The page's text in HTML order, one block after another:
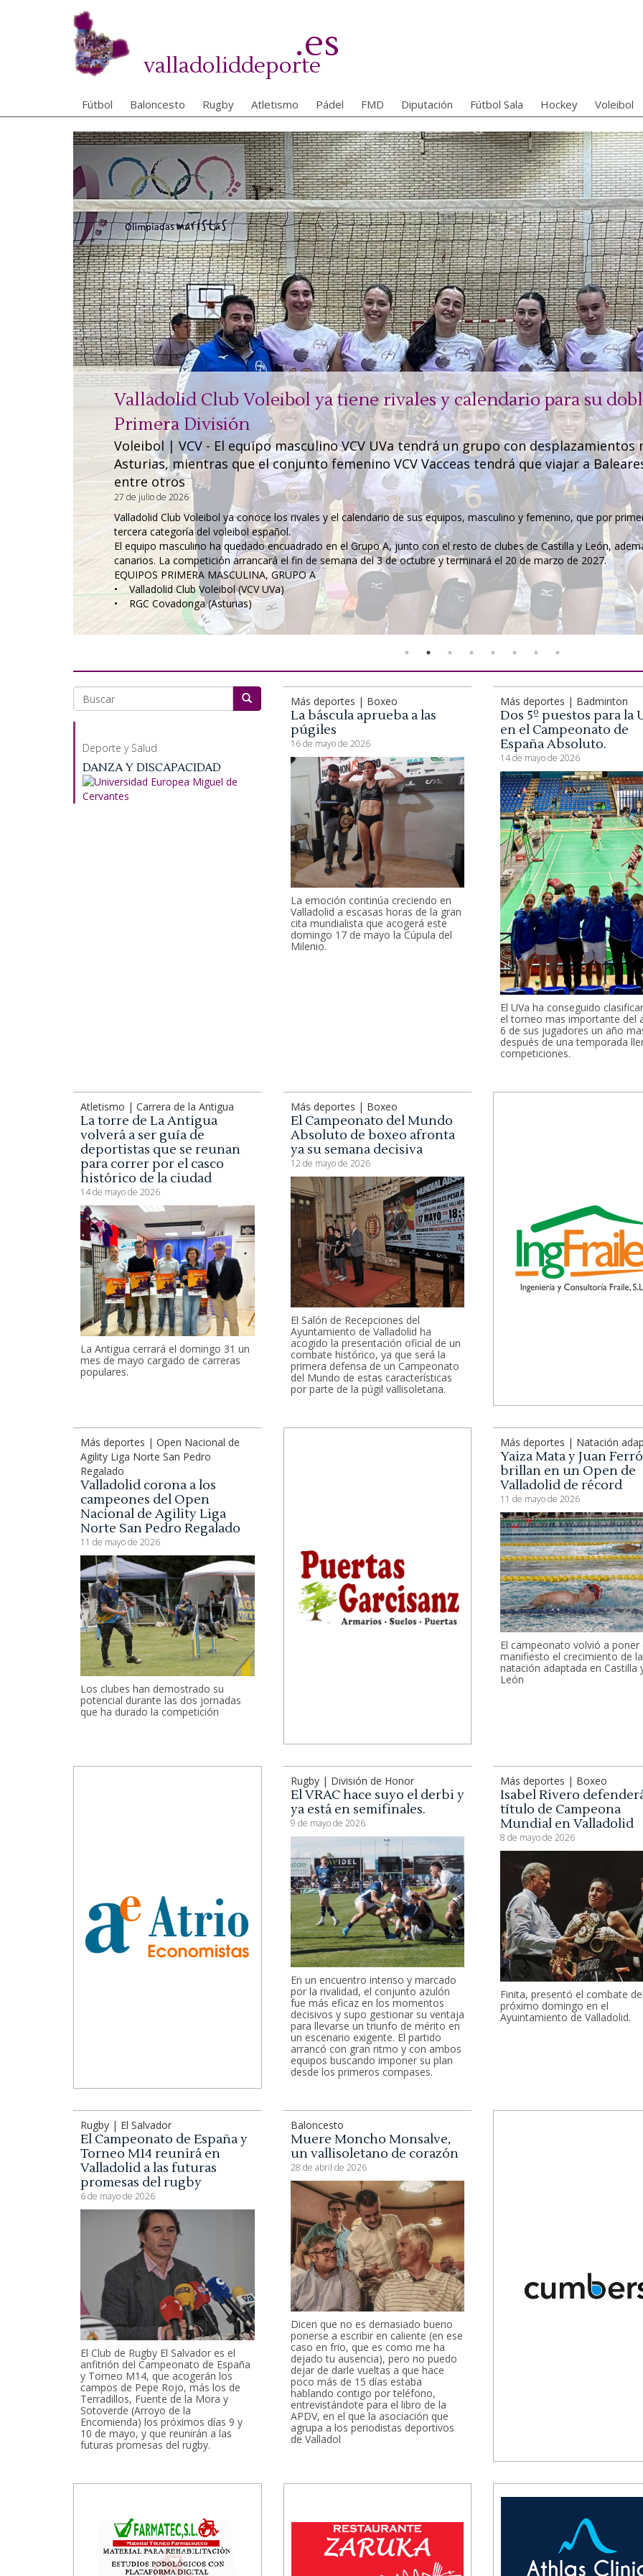
valladoliddeporte
.es
Fútbol Baloncesto Rugby Atletismo Pádel FMD Diputación Fútbol Sala Hockey Voleibol
Valladolid Club Voleibol ya tiene rivales y calendario para su
Primera División
Voleibol | VCV - El equipo masculino VCV UVa tendrá un grupo con desplazamientos
Asturias, mientras que el conjunto femenino VCV Vacceas tendrá que viajar a
entre otros
27 de julio de 2026
Valladolid Club Voleibol ya conoce los rivales y el calendario de sus equipos, masculino y femenino, que por
tercera categoría del voleibol español.
El equipo masculino ha quedado encuadrado en el Grupo A, junto con el resto de clubes de Castilla y León,
canarios. La competición arrancará el fin de semana del 3 de octubre y terminará el 20 de marzo de 2027.
EQUIPOS PRIMERA MASCULINA, GRUPO A
• Valladolid Club Voleibol (VCV UVa)
• RGC Covadonga (Asturias)
Buscar
Deporte y Salud
DANZA Y DISCAPACIDAD
Más deportes | Boxeo
La báscula aprueba a las
púgiles
16 de mayo de 2026
La emoción continúa creciendo en
Valladolid a escasas horas de la gran
cita mundialista que acogerá este
domingo 17 de mayo la Cúpula del
Milenio.
Más deportes | Badminton
Dos 5º puestos para la
en el Campeonato de
España Absoluto.
14 de mayo de 2026
El UVa ha conseguido
el torneo mas importante del
6 de sus jugadores un año
después de una temporada
competiciones.
Atletismo | Carrera de la Antigua
La torre de La Antigua
volverá a ser guía de
deportistas que se reunan
para correr por el casco
histórico de la ciudad
14 de mayo de 2026
La Antigua cerrará el domingo 31 un
mes de mayo cargado de carreras
populares.
Más deportes | Boxeo
El Campeonato del Mundo
Absoluto de boxeo afronta
ya su semana decisiva
12 de mayo de 2026
El Salón de Recepciones del
Ayuntamiento de Valladolid ha
acogido la presentación oficial de un
combate histórico, ya que será la
primera defensa de un Campeonato
del Mundo de estas características
por parte de la púgil vallisoletana.
Más deportes | Open Nacional de
Agility Liga Norte San Pedro
Regalado
Valladolid corona a los
campeones del Open
Nacional de Agility Liga
Norte San Pedro Regalado
11 de mayo de 2026
Los clubes han demostrado su
potencial durante las dos jornadas
que ha durado la competición
Más deportes | Natación
Yaiza Mata y Juan
brillan en un Open de
Valladolid de récord
11 de mayo de 2026
El campeonato volvió a poner
manifiesto el crecimiento de la
natación adaptada en Castilla
León
Rugby | División de Honor
El VRAC hace suyo el derbi y
ya está en semifinales.
9 de mayo de 2026
En un encuentro intenso y marcado
por la rivalidad, el conjunto azulón
fue más eficaz en los momentos
decisivos y supo gestionar su ventaja
para llevarse un triunfo de mérito en
un escenario exigente. El partido
arrancó con gran ritmo y con ambos
equipos buscando imponer su plan
desde los primeros compases.
Más deportes | Boxeo
Isabel Rivero
título de Campeona
Mundial en Valladolid
8 de mayo de 2026
Finita, presentó el combate
próximo domingo en el
Ayuintamiento de Valladolid.
Rugby | El Salvador
El Campeonato de España y
Torneo M14 reunirá en
Valladolid a las futuras
promesas del rugby
6 de mayo de 2026
El Club de Rugby El Salvador es el
anfitrión del Campeonato de España
y Torneo M14, que acogerán los
campos de Pepe Rojo, más los de
Terradillos, Fuente de la Mora y
Sotoverde (Arroyo de la
Encomienda) los próximos días 9 y
10 de mayo, y que reunirán a las
futuras promesas del rugby.
Baloncesto
Muere Moncho Monsalve,
un vallisoletano de corazón
28 de abril de 2026
Dicen que no es demasiado bueno
ponerse a escribir en caliente (en ese
caso en frio, que es como me ha
dejado tu ausencia), pero no puedo
dejar de darle vueltas a que hace
poco más de 15 días estaba
hablando contigo por teléfono,
entrevistándote para el libro de la
APDV, en el que la asociación que
agrupa a los periodistas deportivos
de Valladol